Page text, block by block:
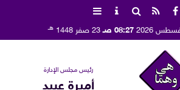
08:27 صـ 23 صفر 1448 هـ
رئيس مجلس الإدارة
أميرة عبيد